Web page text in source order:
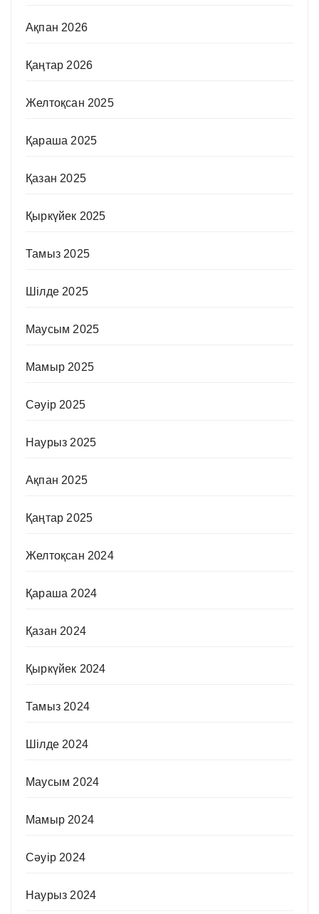
Ақпан 2026
Қаңтар 2026
Желтоқсан 2025
Қараша 2025
Қазан 2025
Қыркүйек 2025
Тамыз 2025
Шілде 2025
Маусым 2025
Мамыр 2025
Сәуір 2025
Наурыз 2025
Ақпан 2025
Қаңтар 2025
Желтоқсан 2024
Қараша 2024
Қазан 2024
Қыркүйек 2024
Тамыз 2024
Шілде 2024
Маусым 2024
Мамыр 2024
Сәуір 2024
Наурыз 2024